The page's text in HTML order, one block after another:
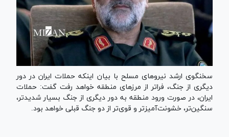
سخنگوی ارشد نیروهای مسلح با بیان اینکه حملات ایران در دور
دیگری از جنگ، فراتر از مرزهای منطقه خواهد رفت گفت: حملات
ایران، در صورت ورود منطقه به دور دیگری از جنگ بسیار شدیدتر،
سنگین‌تر، خشونت‌آمیزتر و قوی‌تر از دو جنگ قبلی خواهد بود.